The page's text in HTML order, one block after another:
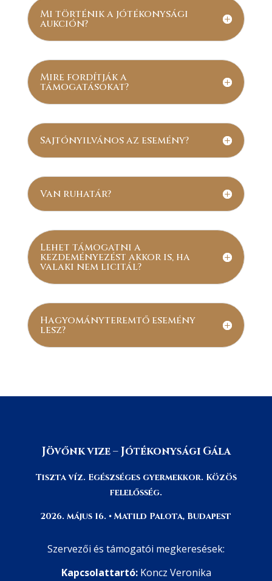
Mi történik a jótékonysági
aukción?
Mire fordítják a
támogatásokat?
Sajtónyilvános az esemény?
Van ruhatár?
Lehet támogatni a
kezdeményezést akkor is, ha
valaki nem licitál?
Hagyományteremtő esemény
lesz?
Jövőnk vize – Jótékonysági Gála
Tiszta víz. Egészséges gyermekkor. Közös
felelősség.
2026. május 16. • Matild Palota, Budapest
Szervezői és támogatói megkeresések:
Kapcsolattartó:Koncz Veronika